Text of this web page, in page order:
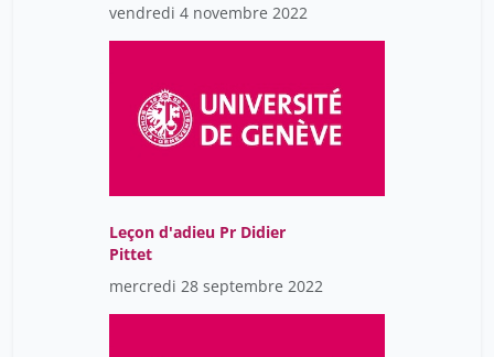
vendredi 4 novembre 2022
Leçon d'adieu Pr Didier
Pittet
mercredi 28 septembre 2022